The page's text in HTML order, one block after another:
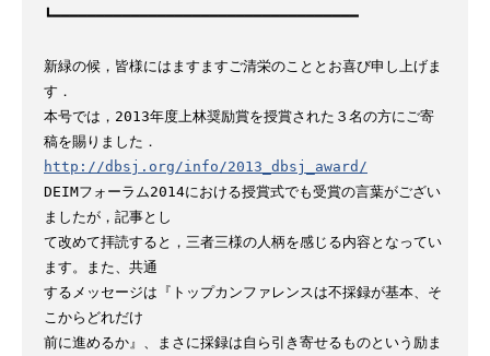
┗━━━━━━━━━━━━━━━━━━━━━━━━━━━━━━━━━━━
新緑の候，皆様にはますますご清栄のこととお喜び申し上げま
す．
本号では，2013年度上林奨励賞を授賞された３名の方にご寄
http://dbsj.org/info/2013_dbsj_award/
DEIMフォーラム2014における授賞式でも受賞の言葉がござい
ましたが，記事とし
て改めて拝読すると，三者三様の人柄を感じる内容となってい
ます。また、共通
するメッセージは『トップカンファレンスは不採録が基本、そ
こからどれだけ
前に進めるか』、まさに採録は自ら引き寄せるものという励ま